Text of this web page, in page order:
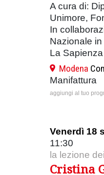
A cura di:
Unimore,
In
Nazionale
La
Modena
Manifattura
aggiungi al tuo
Venerdì 18
11:30
la lezione
Cristina